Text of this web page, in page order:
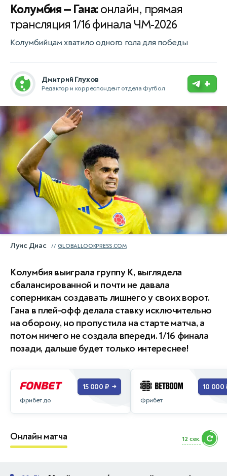
Колумбия — Гана:онлайн, прямая
трансляция 1/16 финала ЧМ-2026
Колумбийцам хватило одного гола для победы
Дмитрий Глухов
Редактор и корреспондент отдела Футбол +
Луис Диас GLOBALLOOKPRESS.COM
Колумбия выиграла группу K, выглядела
сбалансированной и почти не давала
соперникам создавать лишнего у своих ворот.
Гана в плей-офф делала ставку исключительно
на оборону, но пропустила на старте матча, а
потом ничего не создала впереди. 1/16 финала
позади, дальше будет только интереснее!
Фрибет до
15 000 ₽ →
Фрибет
10 000
Онлайн матча 10 сек.